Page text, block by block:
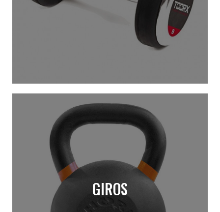
GIROS